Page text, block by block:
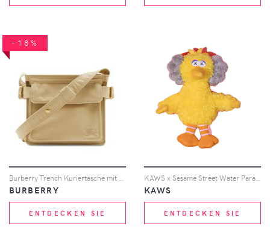
-18%
BURBERRY
ENTDECKEN SIE
KAWS
ENTDECKEN SIE